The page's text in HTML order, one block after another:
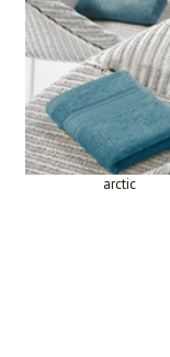
arctic